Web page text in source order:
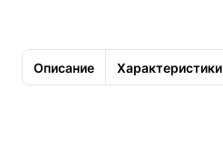
Описание Характеристики